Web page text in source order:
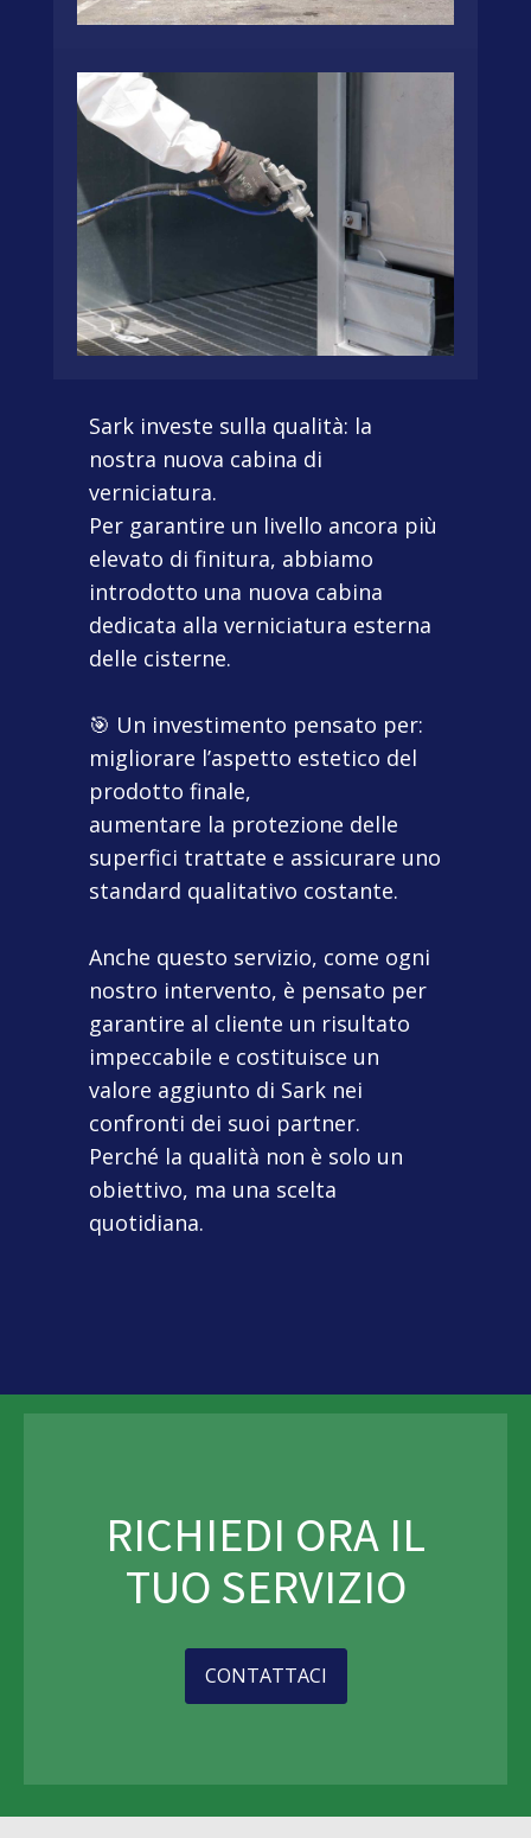
Sark investe sulla qualità: la
nostra nuova cabina di
verniciatura.
Per garantire un livello ancora più
elevato di finitura, abbiamo
introdotto una nuova cabina
dedicata alla verniciatura esterna
delle cisterne.
🎯 Un investimento pensato per:
migliorare l’aspetto estetico del
prodotto finale,
aumentare la protezione delle
superfici trattate e assicurare uno
standard qualitativo costante.
Anche questo servizio, come ogni
nostro intervento, è pensato per
garantire al cliente un risultato
impeccabile e costituisce un
valore aggiunto di Sark nei
confronti dei suoi partner.
Perché la qualità non è solo un
obiettivo, ma una scelta
quotidiana.
RICHIEDI ORA IL
TUO SERVIZIO
CONTATTACI